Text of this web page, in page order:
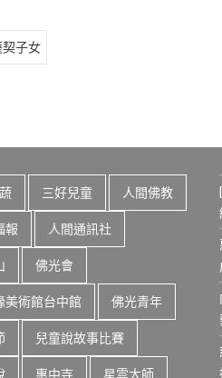
子女
三好兒童 人間佛教
報 人間通訊社
佛光會
美術館台中館 佛光青年
兒童說故事比賽
惠中寺 星雲大師